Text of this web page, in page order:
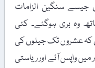
جیسے سنگین الزامات
وہ بری ہوگئے۔ کئی
کہ عشروں تک جیلوں کی
میں واپس آئے اور ریاستی